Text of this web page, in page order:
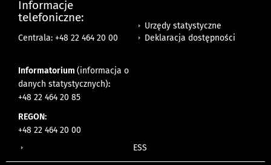
Informacje
telefoniczne:
Centrala: +48 22 464 20 00
Informatorium (informacja o
danych statystycznych):
+48 22 464 20 85
REGON:
+48 22 464 20 00
Urzędy statystyczne
Deklaracja dostępności
ESS